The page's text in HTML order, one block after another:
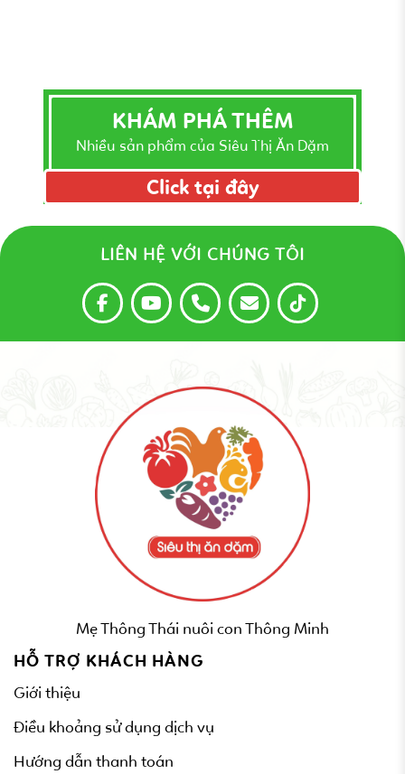
KHÁM PHÁ THÊM
Nhiều sản phẩm của Siêu Thị Ăn Dặm
Click tại đây
LIÊN HỆ VỚI CHÚNG TÔI
Mẹ Thông Thái nuôi con Thông Minh
HỖ TRỢ KHÁCH HÀNG
Giới thiệu
Điều khoảng sử dụng dịch vụ
Hướng dẫn thanh toán